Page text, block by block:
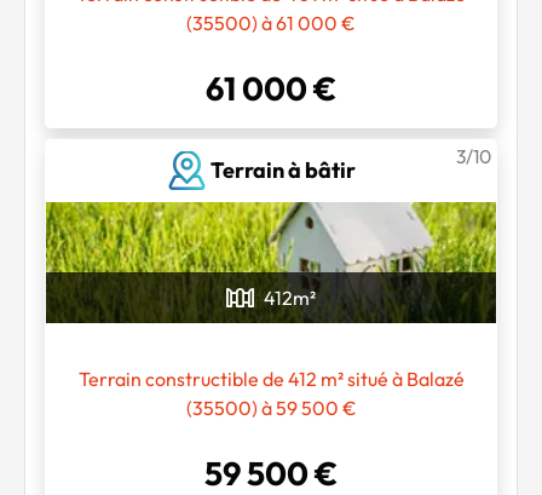
(35500) à 61 000 €
61 000 €
Terrain à bâtir
3/10
412m²
Terrain constructible de 412 m² situé à Balazé
(35500) à 59 500 €
59 500 €